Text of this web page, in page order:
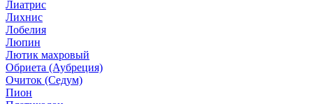
Лиатрис
Лихнис
Лобелия
Люпин
Лютик махровый
Обриета (Аубреция)
Очиток (Седум)
Пион